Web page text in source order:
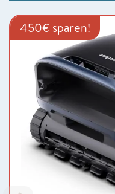
450€ sparen!